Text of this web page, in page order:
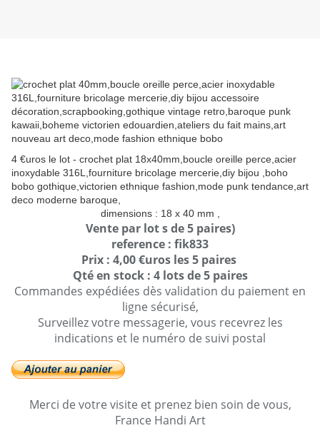
4 €uros le lot - crochet plat 18x40mm,boucle oreille perce,acier
inoxydable 316L,fourniture bricolage mercerie,diy bijou ,boho
bobo gothique,victorien ethnique fashion,mode punk tendance,art
deco moderne baroque,
dimensions : 18 x 40 mm ,
Vente par lot s de 5 paires)
reference : fik833
Prix : 4,00 €uros les 5 paires
Qté en stock : 4 lots de 5 paires
Commandes expédiées dès validation du paiement en
ligne sécurisé,
Surveillez votre messagerie, vous recevrez les
indications et le numéro de suivi postal
Merci de votre visite et prenez bien soin de vous,
France Handi Art